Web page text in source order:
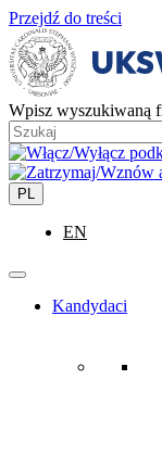
Przejdź do treści
Wpisz wyszukiwaną
PL
EN
Kandydaci